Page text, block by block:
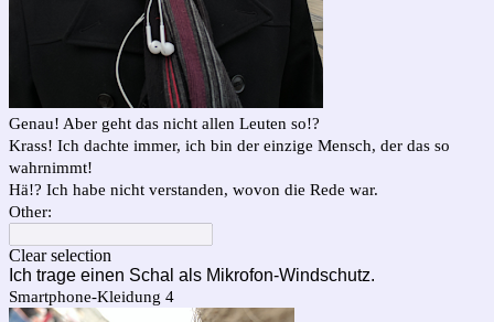
Genau! Aber geht das nicht allen Leuten so!?
Krass! Ich dachte immer, ich bin der einzige Mensch, der das so
wahrnimmt!
Hä!? Ich habe nicht verstanden, wovon die Rede war.
Other:
Clear selection
Ich trage einen Schal als Mikrofon-Windschutz.
Smartphone-Kleidung 4